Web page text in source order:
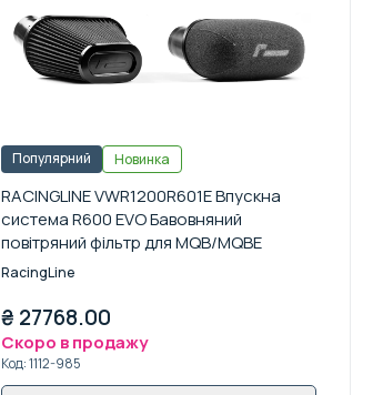
Популярний Новинка
RACINGLINE VWR1200R601E Впускна
система R600 EVO Бавовняний
повітряний фільтр для MQB/MQBE
RacingLine
₴ 27768.00
Скоро в продажу
Код:1112-985